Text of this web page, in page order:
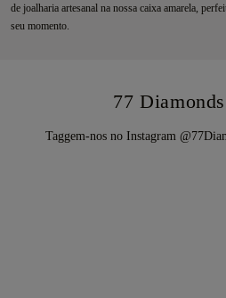
de joalharia artesanal na nossa caixa amarela,
seu momento.
77
Taggem-nos no Instagram